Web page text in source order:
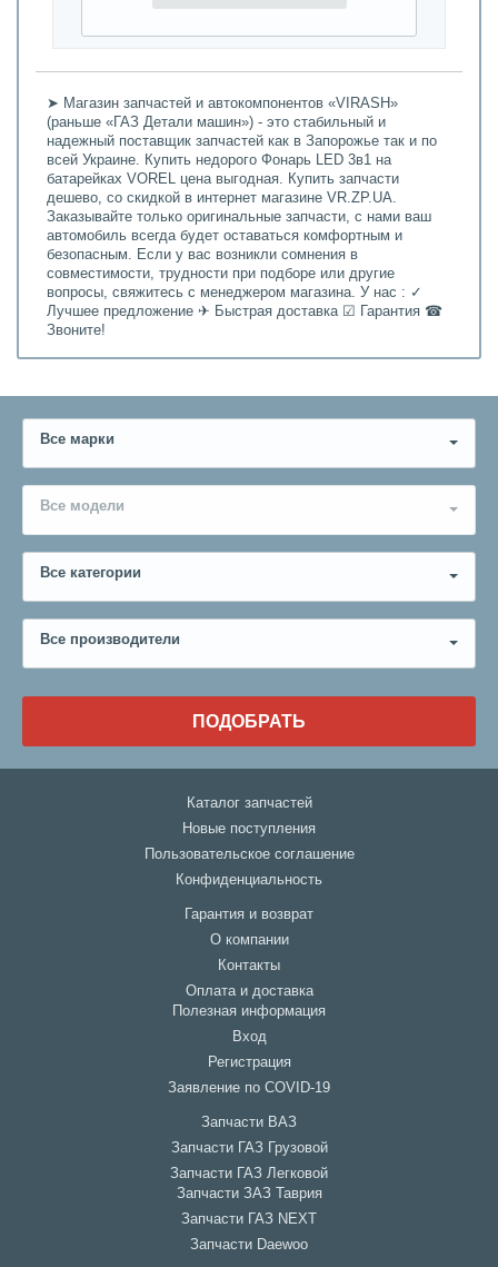
➤ Магазин запчастей и автокомпонентов «VIRASH»
(раньше «ГАЗ Детали машин») - это стабильный и
надежный поставщик запчастей как в Запорожье так и по
всей Украине. Купить недорого Фонарь LED 3в1 на
батарейках VOREL цена выгодная. Купить запчасти
дешево, со скидкой в интернет магазине VR.ZP.UA.
Заказывайте только оригинальные запчасти, с нами ваш
автомобиль всегда будет оставаться комфортным и
безопасным. Если у вас возникли сомнения в
совместимости, трудности при подборе или другие
вопросы, свяжитесь с менеджером магазина. У нас : ✓
Лучшее предложение ✈ Быстрая доставка ☑ Гарантия ☎
Звоните!
Все марки
Все модели
Все категории
Все производители
ПОДОБРАТЬ
Каталог запчастей
Новые поступления
Пользовательское соглашение
Конфиденциальность
Гарантия и возврат
О компании
Контакты
Оплата и доставка
Полезная информация
Вход
Регистрация
Заявление по COVID-19
Запчасти ВАЗ
Запчасти ГАЗ Грузовой
Запчасти ГАЗ Легковой
Запчасти ЗАЗ Таврия
Запчасти ГАЗ NEXT
Запчасти Daewoo